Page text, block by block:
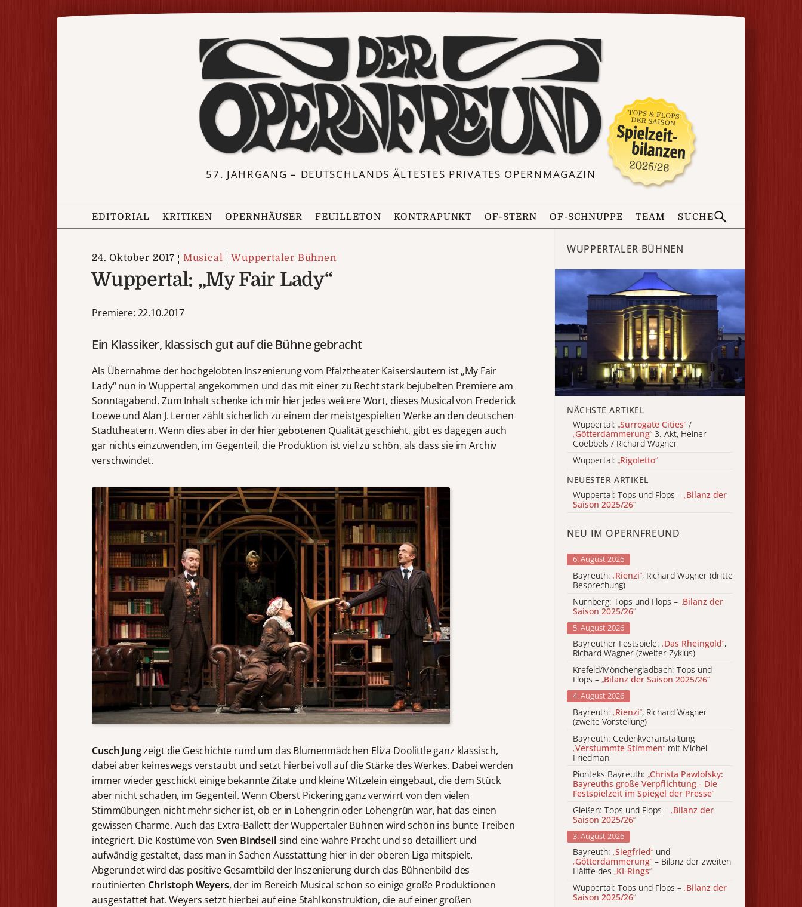
57. JAHRGANG – DEUTSCHLANDS ÄLTESTES PRIVATES OPERNMAGAZIN
EDITORIAL KRITIKEN OPERNHÄUSER FEUILLETON KONTRAPUNKT OF-STERN OF-SCHNUPPE TEAM SUCHE
24. Oktober 2017 Musical Wuppertaler Bühnen
Wuppertal: „My Fair Lady“
Premiere: 22.10.2017
Ein Klassiker, klassisch gut auf die Bühne gebracht
Als Übernahme der hochgelobten Inszenierung vom Pfalztheater Kaiserslautern ist „My Fair
Lady“ nun in Wuppertal angekommen und das mit einer zu Recht stark bejubelten Premiere am
Sonntagabend. Zum Inhalt schenke ich mir hier jedes weitere Wort, dieses Musical von Frederick
Loewe und Alan J. Lerner zählt sicherlich zu einem der meistgespielten Werke an den deutschen
Stadttheatern. Wenn dies aber in der hier gebotenen Qualität geschieht, gibt es dagegen auch
gar nichts einzuwenden, im Gegenteil, die Produktion ist viel zu schön, als dass sie im Archiv
verschwindet.
Cusch Jungzeigt die Geschichte rund um das Blumenmädchen Eliza Doolittle ganz klassisch,
dabei aber keineswegs verstaubt und setzt hierbei voll auf die Stärke des Werkes. Dabei werden
immer wieder geschickt einige bekannte Zitate und kleine Witzelein eingebaut, die dem Stück
aber nicht schaden, im Gegenteil. Wenn Oberst Pickering ganz verwirrt von den vielen
Stimmübungen nicht mehr sicher ist, ob er in Lohengrin oder Lohengrün war, hat das einen
gewissen Charme. Auch das Extra-Ballett der Wuppertaler Bühnen wird schön ins bunte Treiben
integriert. Die Kostüme von Sven Bindseil sind eine wahre Pracht und so detailliert und
aufwändig gestaltet, dass man in Sachen Ausstattung hier in der oberen Liga mitspielt.
Abgerundet wird das positive Gesamtbild der Inszenierung durch das Bühnenbild des
routinierten Christoph Weyers, der im Bereich Musical schon so einige große Produktionen
ausgestattet hat. Weyers setzt hierbei auf eine Stahlkonstruktion, die auf einer großen
WUPPERTALER BÜHNEN
NÄCHSTE ARTIKEL
Wuppertal: „Surrogate Cities“ /
„Götterdämmerung“ 3. Akt, Heiner
Goebbels / Richard Wagner
Wuppertal: „Rigoletto“
NEUESTER ARTIKEL
Wuppertal: Tops und Flops – „Bilanz der
Saison 2025/26“
NEU IM OPERNFREUND
6. August 2026
Bayreuth: „Rienzi“, Richard Wagner (dritte
Besprechung)
Nürnberg: Tops und Flops – „Bilanz der
Saison 2025/26“
5. August 2026
Bayreuther Festspiele: „Das Rheingold“,
Richard Wagner (zweiter Zyklus)
Krefeld/Mönchengladbach: Tops und
Flops – „Bilanz der Saison 2025/26“
4. August 2026
Bayreuth: „Rienzi“, Richard Wagner
(zweite Vorstellung)
Bayreuth: Gedenkveranstaltung
„Verstummte Stimmen“ mit Michel
Friedman
Pionteks Bayreuth: „Christa Pawlofsky:
Bayreuths große Verpflichtung - Die
Festspielzeit im Spiegel der Presse“
Gießen: Tops und Flops – „Bilanz der
Saison 2025/26“
3. August 2026
Bayreuth: „Siegfried“ und
„Götterdämmerung“ – Bilanz der zweiten
Hälfte des „KI-Rings“
Wuppertal: Tops und Flops – „Bilanz der
Saison 2025/26“